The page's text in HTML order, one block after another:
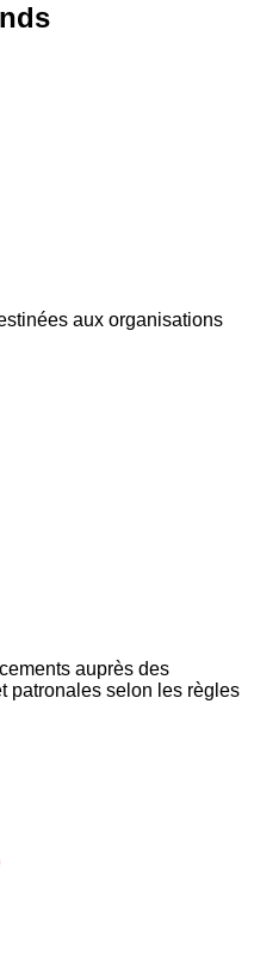
aux organisations
auprès des
patronales selon les règles